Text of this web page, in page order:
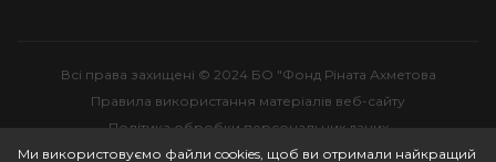
Всі права захищені © 2024 БО "Фонд Ріната Ахметова
Правила використання матеріалів веб-сайту
Політика обробки персональних даних
Інтелектуальна власність
Ми використовуємо файли cookies, щоб ви отримали найкращий